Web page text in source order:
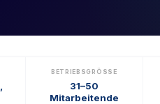
BETRIEBSGRÖSSE
31–50
Mitarbeitende